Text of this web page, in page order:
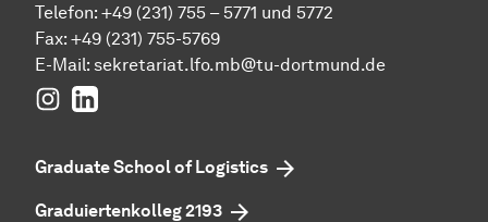
Telefon: +49 (231) 755 – 5771 und 5772
Fax: +49 (231) 755-5769
E-Mail: sekretariat.lfo.mb@tu-dortmund.de
Instagram
LinkedIn
Graduate School of Logistics
Graduiertenkolleg 2193